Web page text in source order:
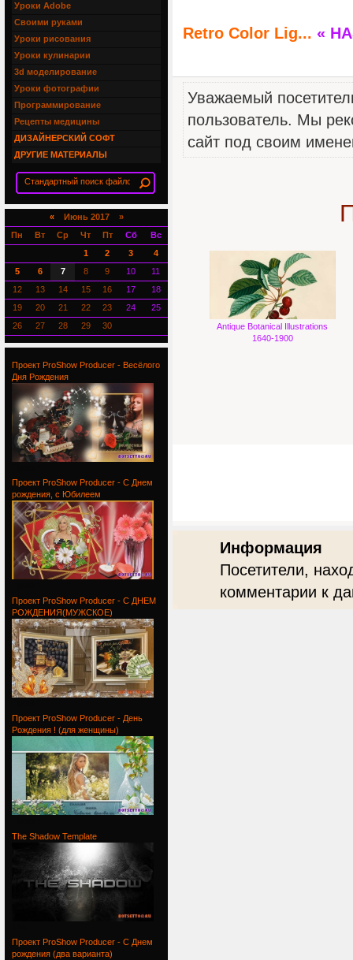
Retro Color Lig... «
Уважаемый
пользователь. Мы
сайт под своим
Antique Botanical Illustrations
1640-1900
Информация
Посетители,
комментарии к
Уроки Adobe
Своими руками
Уроки рисования
Уроки кулинарии
3d моделирование
Уроки фотографии
Программирование
Рецепты медицины
ДИЗАЙНЕРСКИЙ СОФТ
ДРУГИЕ МАТЕРИАЛЫ
«Июнь 2017 »
Пн
Вт Ср Чт Пт Сб
Вс
1
2 3
4
5
6 7 8 9 10
11
12
13 14 15 16 17
18
19
20 21 22 23 24
25
26
27 28 29 30
Проект ProShow Producer - Весёлого
Дня Рождения
Проект ProShow Producer - С Днем
рождения, с Юбилеем
Проект ProShow Producer - С ДНЕМ
РОЖДЕНИЯ(МУЖСКОЕ)
Проект ProShow Producer - День
Рождения ! (для женщины)
The Shadow Template
Проект ProShow Producer - С Днем
рождения (два варианта)